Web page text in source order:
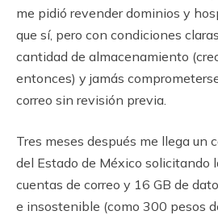
me pidió revender dominios y
que sí, pero con condiciones
cantidad de almacenamiento
entonces) y jamás
correo sin revisión previa.
Tres meses después me llega un
del Estado de México solicitando
cuentas de correo y 16 GB de
e insostenible (como 300 pesos